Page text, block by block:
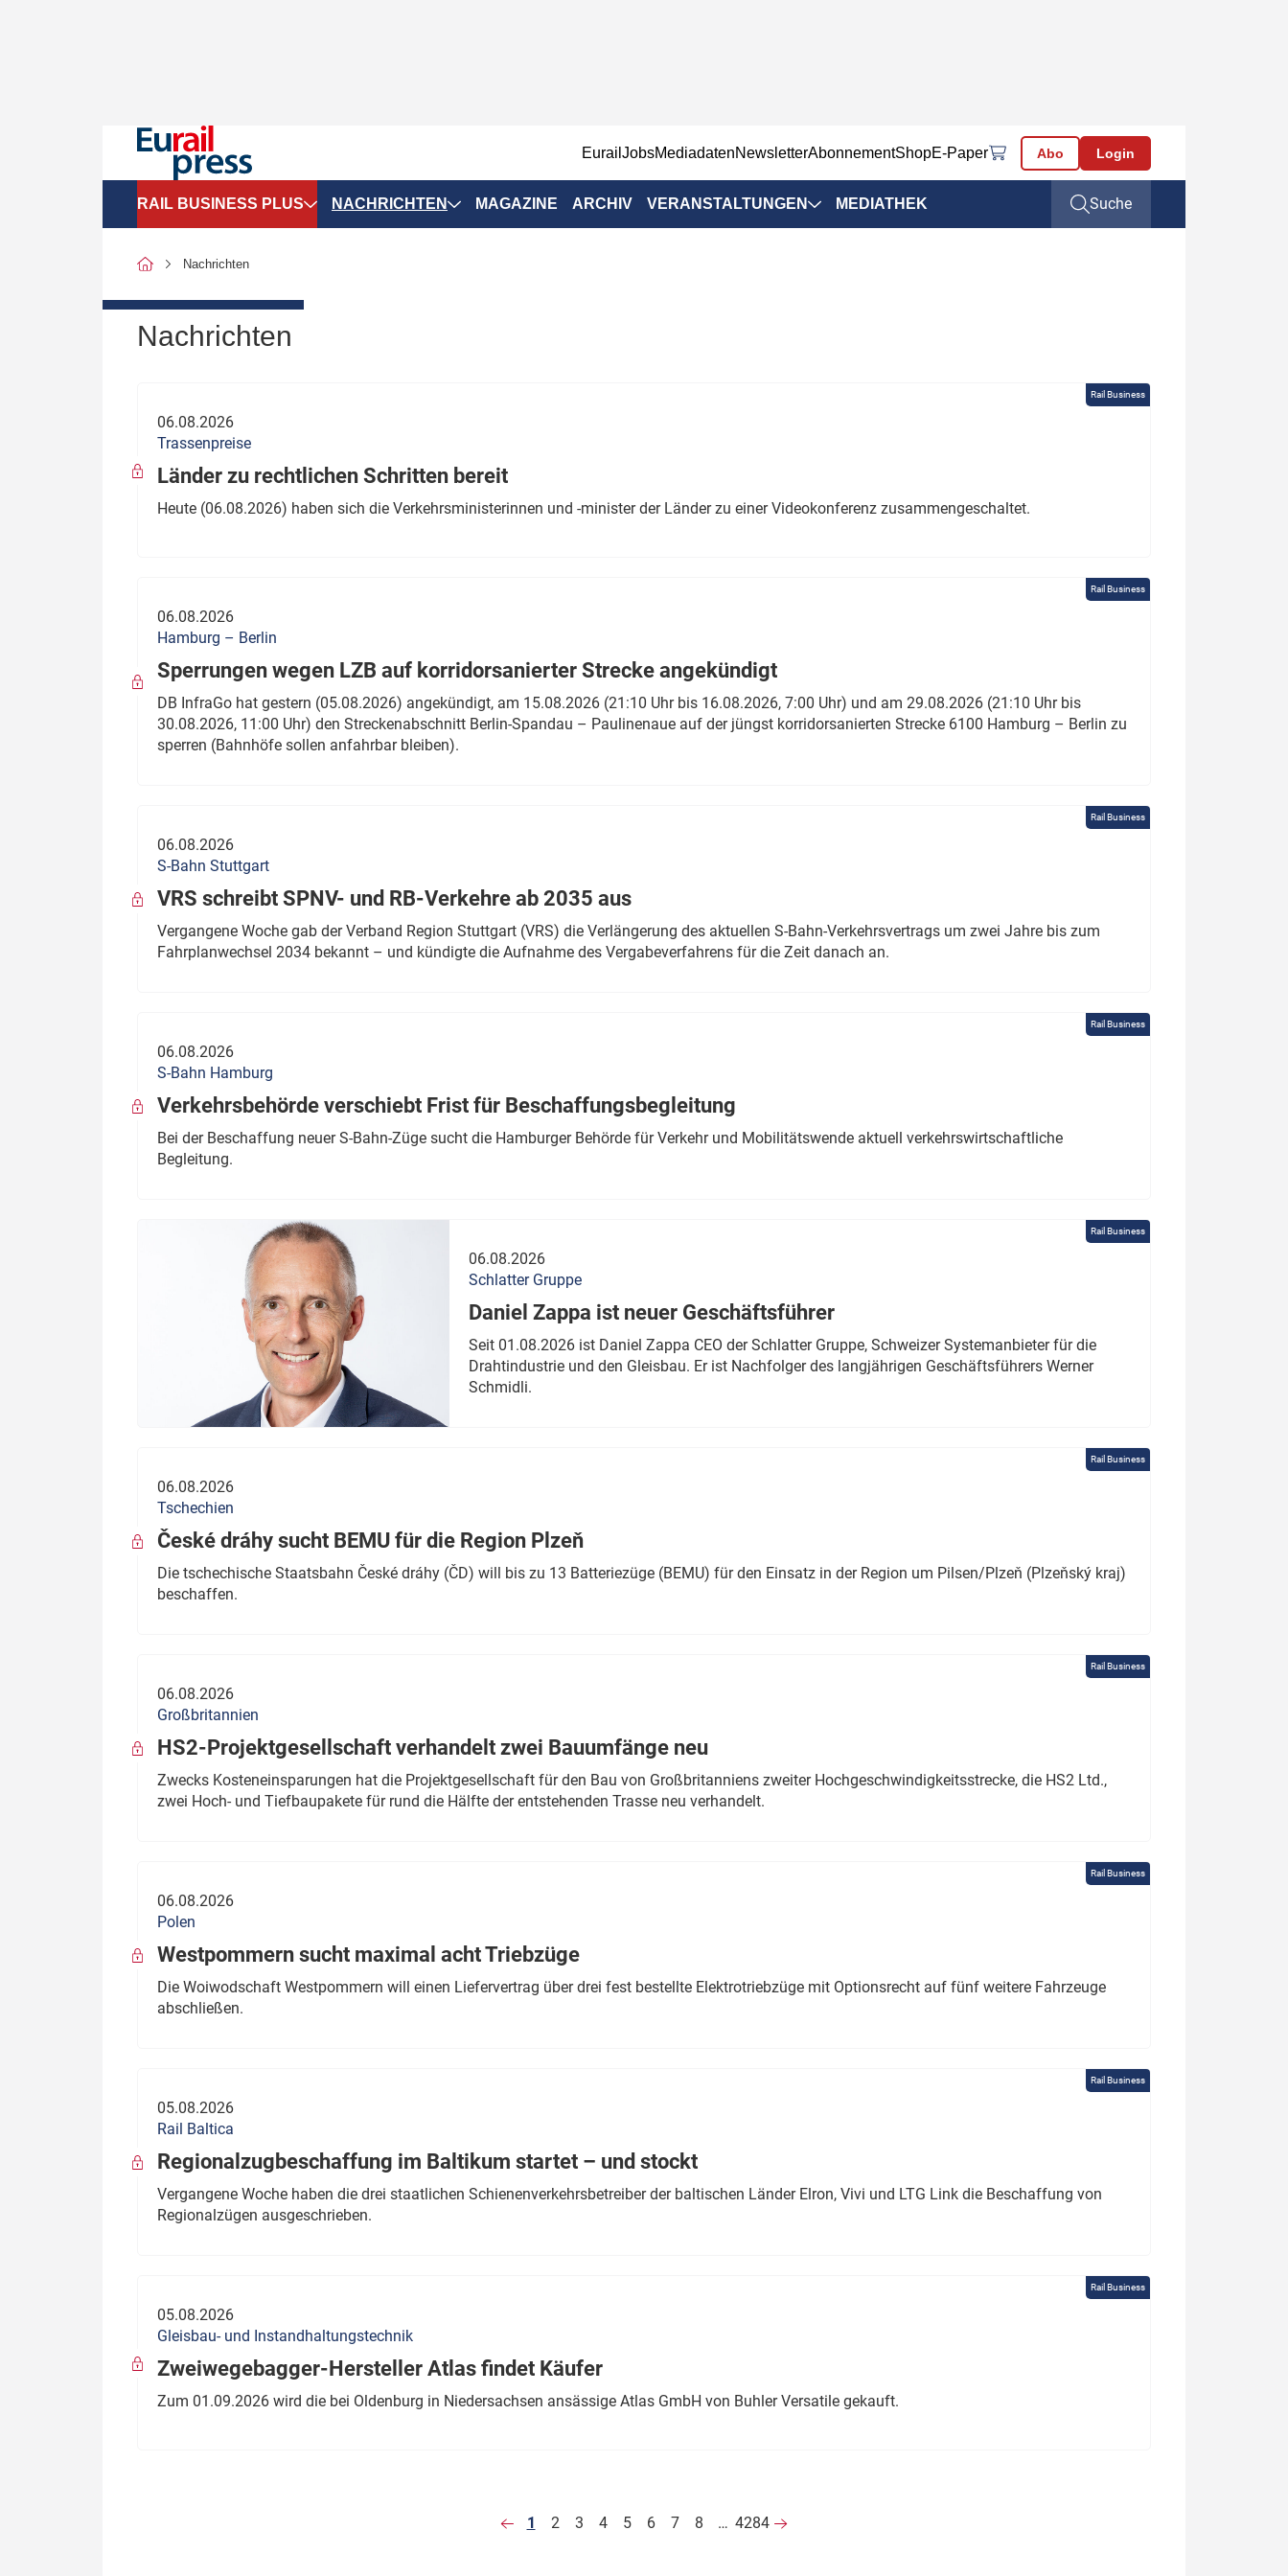
EurailJobsMediadatenNewsletterAbonnementShopE-Paper Abo Login
RAIL BUSINESS PLUS
SPNV-Marktdaten
Politik
wen?
Thema des Monats
Dossier: Generalsanierung
Dossier: ETCS
Dossier:
NACHRICHTEN MAGAZINE ARCHIV VERANSTALTUNGEN MEDIATHEK Suche
Nachrichten
Nachrichten
Rail Business
06.08.2026
Trassenpreise
Länder zu rechtlichen Schritten bereit
Heute (06.08.2026) haben sich die Verkehrsministerinnen und -minister der Länder zu einer Videokonferenz zusammengeschaltet.
Rail Business
06.08.2026
Hamburg – Berlin
Sperrungen wegen LZB auf korridorsanierter Strecke angekündigt
DB InfraGo hat gestern (05.08.2026) angekündigt, am 15.08.2026 (21:10 Uhr bis 16.08.2026, 7:00 Uhr) und am 29.08.2026 (21:10 Uhr bis
30.08.2026, 11:00 Uhr) den Streckenabschnitt Berlin-Spandau – Paulinenaue auf der jüngst korridorsanierten Strecke 6100 Hamburg – Berlin zu
sperren (Bahnhöfe sollen anfahrbar bleiben).
Rail Business
06.08.2026
S-Bahn Stuttgart
VRS schreibt SPNV- und RB-Verkehre ab 2035 aus
Vergangene Woche gab der Verband Region Stuttgart (VRS) die Verlängerung des aktuellen S-Bahn-Verkehrsvertrags um zwei Jahre bis zum
Fahrplanwechsel 2034 bekannt – und kündigte die Aufnahme des Vergabeverfahrens für die Zeit danach an.
Rail Business
06.08.2026
S-Bahn Hamburg
Verkehrsbehörde verschiebt Frist für Beschaffungsbegleitung
Bei der Beschaffung neuer S-Bahn-Züge sucht die Hamburger Behörde für Verkehr und Mobilitätswende aktuell verkehrswirtschaftliche
Begleitung.
Rail Business
06.08.2026
Schlatter Gruppe
Daniel Zappa ist neuer Geschäftsführer
Seit 01.08.2026 ist Daniel Zappa CEO der Schlatter Gruppe, Schweizer Systemanbieter für die
Drahtindustrie und den Gleisbau. Er ist Nachfolger des langjährigen Geschäftsführers Werner
Schmidli.
Rail Business
06.08.2026
Tschechien
České dráhy sucht BEMU für die Region Plzeň
Die tschechische Staatsbahn České dráhy (ČD) will bis zu 13 Batteriezüge (BEMU) für den Einsatz in der Region um Pilsen/Plzeň (Plzeňský kraj)
beschaffen.
Rail Business
06.08.2026
Großbritannien
HS2-Projektgesellschaft verhandelt zwei Bauumfänge neu
Zwecks Kosteneinsparungen hat die Projektgesellschaft für den Bau von Großbritanniens zweiter Hochgeschwindigkeitsstrecke, die HS2 Ltd.,
zwei Hoch- und Tiefbaupakete für rund die Hälfte der entstehenden Trasse neu verhandelt.
Rail Business
06.08.2026
Polen
Westpommern sucht maximal acht Triebzüge
Die Woiwodschaft Westpommern will einen Liefervertrag über drei fest bestellte Elektrotriebzüge mit Optionsrecht auf fünf weitere Fahrzeuge
abschließen.
Rail Business
05.08.2026
Rail Baltica
Regionalzugbeschaffung im Baltikum startet – und stockt
Vergangene Woche haben die drei staatlichen Schienenverkehrsbetreiber der baltischen Länder Elron, Vivi und LTG Link die Beschaffung von
Regionalzügen ausgeschrieben.
Rail Business
05.08.2026
Gleisbau- und Instandhaltungstechnik
Zweiwegebagger-Hersteller Atlas findet Käufer
Zum 01.09.2026 wird die bei Oldenburg in Niedersachsen ansässige Atlas GmbH von Buhler Versatile gekauft.
1 2 3 4 5 6 7 8 … 4284